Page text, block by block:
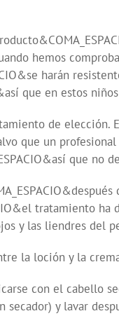
hemos
harán
que en estos
de elección.
que un
que no
tratamiento
y las liendres del
la loción y la
con el cabello
secador) y lavar